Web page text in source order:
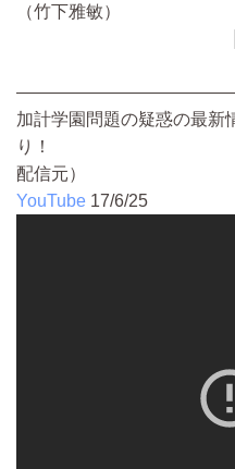
（竹下雅敏）
加計学園問題の疑惑の最新
り！
配信元）
YouTube 17/6/25